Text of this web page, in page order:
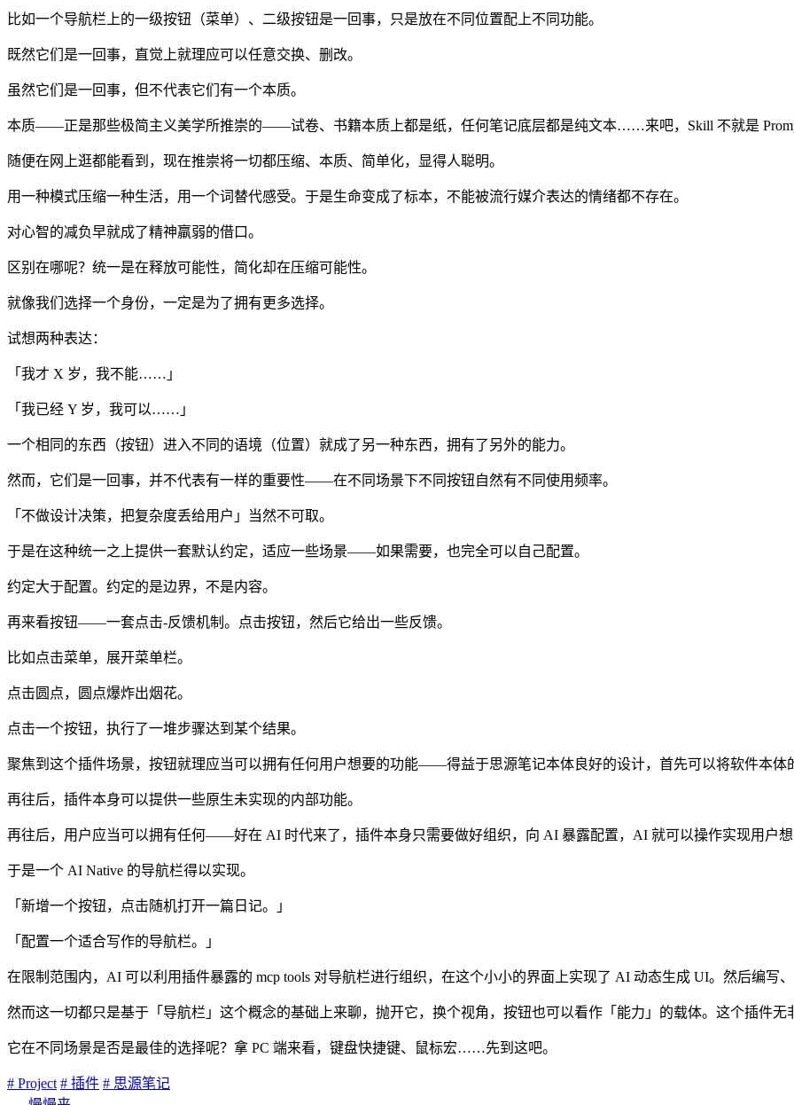
比如一个导航栏上的一级按钮（菜单）、二级按钮是一回事，只是放在不同位置配上不同功能。
既然它们是一回事，直觉上就理应可以任意交换、删改。
虽然它们是一回事，但不代表它们有一个本质。
本质——正是那些极简主义美学所推崇的——试卷、书籍本质上都是纸，任何笔记底层都是纯文本……来吧，Skill 不就是
随便在网上逛都能看到，现在推崇将一切都压缩、本质、简单化，显得人聪明。
用一种模式压缩一种生活，用一个词替代感受。于是生命变成了标本，不能被流行媒介表达的情绪都不存在。
对心智的减负早就成了精神羸弱的借口。
区别在哪呢？统一是在释放可能性，简化却在压缩可能性。
就像我们选择一个身份，一定是为了拥有更多选择。
试想两种表达：
「我才 X 岁，我不能……」
「我已经 Y 岁，我可以……」
一个相同的东西（按钮）进入不同的语境（位置）就成了另一种东西，拥有了另外的能力。
然而，它们是一回事，并不代表有一样的重要性——在不同场景下不同按钮自然有不同使用频率。
「不做设计决策，把复杂度丢给用户」当然不可取。
于是在这种统一之上提供一套默认约定，适应一些场景——如果需要，也完全可以自己配置。
约定大于配置。约定的是边界，不是内容。
再来看按钮——一套点击-反馈机制。点击按钮，然后它给出一些反馈。
比如点击菜单，展开菜单栏。
点击圆点，圆点爆炸出烟花。
点击一个按钮，执行了一堆步骤达到某个结果。
聚焦到这个插件场景，按钮就理应当可以拥有任何用户想要的功能——得益于思源笔记本体良好的设计，首先可以将软件本
再往后，插件本身可以提供一些原生未实现的内部功能。
再往后，用户应当可以拥有任何——好在 AI 时代来了，插件本身只需要做好组织，向 AI 暴露配置，AI 就可以操作实现用户
于是一个 AI Native 的导航栏得以实现。
「新增一个按钮，点击随机打开一篇日记。」
「配置一个适合写作的导航栏。」
在限制范围内，AI 可以利用插件暴露的 mcp tools 对导航栏进行组织，在这个小小的界面上实现了 AI 动态生成 UI。然后编写
然而这一切都只是基于「导航栏」这个概念的基础上来聊，抛开它，换个视角，按钮也可以看作「能力」的载体。这个插件
它在不同场景是否是最佳的选择呢？拿 PC 端来看，键盘快捷键、鼠标宏……先到这吧。
# Project # 插件 # 思源笔记